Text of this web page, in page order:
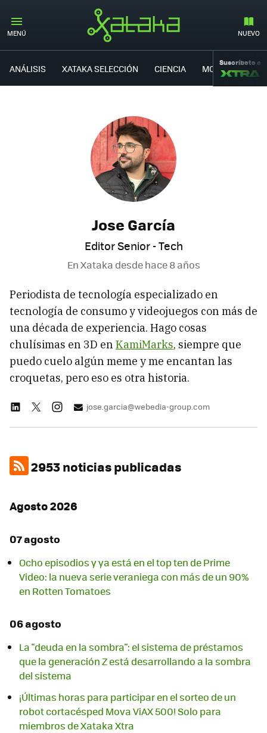
MENÚ NUEVO
ANÁLISIS XATAKA SELECCIÓN CIENCIA MOVILIDAD
Suscríbete a
Jose García
Editor Senior - Tech
En Xataka desdehace 8 años
Periodista de tecnología especializado en
tecnología de consumo y videojuegos con más de
una década de experiencia. Hago cosas
chulísimas en 3D en KamiMarks, siempre que
puedo cuelo algún meme y me encantan las
croquetas, pero eso es otra historia.
jose.garcia@webedia-group.com
2953 noticias publicadas
Agosto 2026
07 agosto
Ocho episodios y ya está en el top ten de Prime
Video: la nueva serie veraniega con más de un 90%
en Rotten Tomatoes
06 agosto
La "deuda en la sombra": el sistema de préstamos
que la generación Z está desarrollando a la sombra
del sistema
¡Últimas horas para participar en el sorteo de un
robot cortacésped Mova ViAX 500! Solo para
miembros de Xataka Xtra